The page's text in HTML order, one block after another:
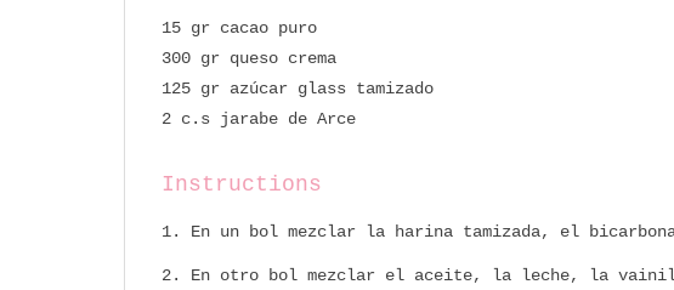
15 gr cacao puro
300 gr queso crema
125 gr azúcar glass tamizado
2 c.s jarabe de Arce
Instructions
En un bol mezclar la harina tamizada, el
En otro bol mezclar el aceite, la leche, la